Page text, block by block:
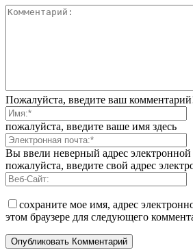
Пожалуйста, введите ваш
пожалуйста, введите ваше имя здесь
Вы ввели неверный адрес
пожалуйста, введите свой адрес
сохраните мое имя, адрес
этом браузере для следующего